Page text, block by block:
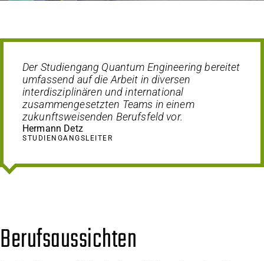
Der Studiengang Quantum Engineering bereitet
umfassend auf die Arbeit in diversen
interdisziplinären und international
zusammengesetzten Teams in einem
zukunftsweisenden Berufsfeld vor.
Hermann Detz
STUDIENGANGSLEITER
Berufsaussichten